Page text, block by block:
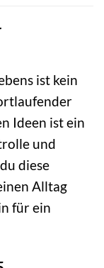
ist kein
Ideen ist ein
und
diese
Alltag
für ein